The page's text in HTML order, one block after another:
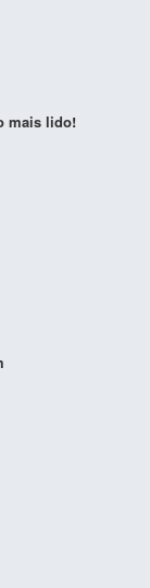
mais lido!